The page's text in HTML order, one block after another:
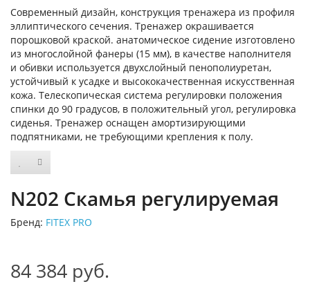
Современный дизайн, конструкция тренажера из профиля
эллиптического сечения. Тренажер окрашивается
порошковой краской. анатомическое сидение изготовлено
из многослойной фанеры (15 мм), в качестве наполнителя
и обивки используется двухслойный пенополиуретан,
устойчивый к усадке и высококачественная искусственная
кожа. Телескопическая система регулировки положения
спинки до 90 градусов, в положительный угол, регулировка
сиденья. Тренажер оснащен амортизирующими
подпятниками, не требующими крепления к полу.
N202 Скамья регулируемая
Бренд: FITEX PRO
84 384 руб.